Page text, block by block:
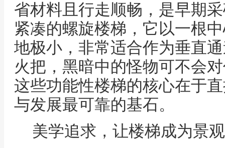
省材料且行走顺畅，是早期
紧凑的螺旋楼梯，它以一根
地极小，非常适合作为垂直
火把，黑暗中的怪物可不会
这些功能性楼梯的核心在于
与发展最可靠的基石。
美学追求，让楼梯成为景观